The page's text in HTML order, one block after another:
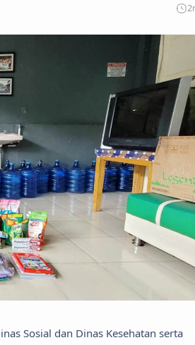
2
Sosial dan Dinas Kesehatan serta